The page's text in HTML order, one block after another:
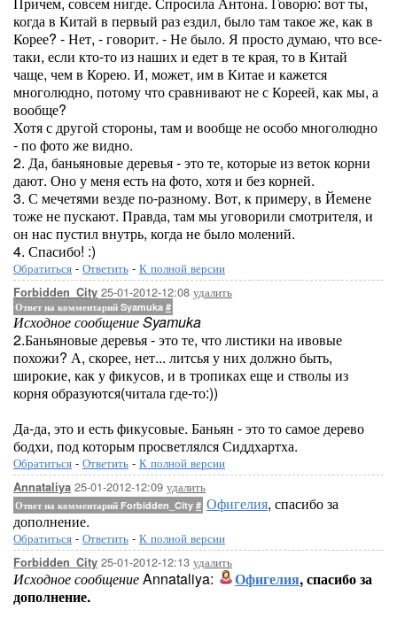
когда в Китай в первый раз ездил, было там такое же, как в
Корее? - Нет, - говорит. - Не было. Я просто думаю, что все-
таки, если кто-то из наших и едет в те края, то в Китай
чаще, чем в Корею. И, может, им в Китае и кажется
многолюдно, потому что сравнивают не с Кореей, как мы, а
вообще?
Хотя с другой стороны, там и вообще не особо многолюдно
- по фото же видно.
2. Да, баньяновые деревья - это те, которые из веток корни
дают. Оно у меня есть на фото, хотя и без корней.
3. С мечетями везде по-разному. Вот, к примеру, в Йемене
тоже не пускают. Правда, там мы уговорили смотрителя, и
он нас пустил внутрь, когда не было молений.
4. Спасибо! :)
Обратиться - Ответить - К полной версии
Forbidden_City 25-01-2012-12:08 удалить
Ответ на комментарий Syamuka #
Исходное сообщение Syamuka
2.Баньяновые деревья - это те, что листики на ивовые
похожи? А, скорее, нет... литсья у них должно быть,
широкие, как у фикусов, и в тропиках еще и стволы из
корня образуются(читала где-то:))
Да-да, это и есть фикусовые. Баньян - это то самое дерево
бодхи, под которым просветлялся Сиддхартха.
Обратиться - Ответить - К полной версии
Annataliya 25-01-2012-12:09 удалить
Ответ на комментарий Forbidden_City # Офигелия, спасибо за
дополнение.
Обратиться - Ответить - К полной версии
Forbidden_City 25-01-2012-12:13 удалить
Исходное сообщениеAnnataliya: Офигелия, спасибо за
дополнение.